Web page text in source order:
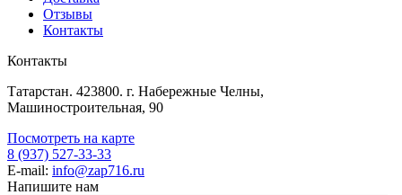
Отзывы
Контакты
Контакты
Татарстан. 423800. г. Набережные Челны,
Машиностроительная, 90
Посмотреть на карте
8 (937) 527-33-33
E-mail: info@zap716.ru
Напишите нам